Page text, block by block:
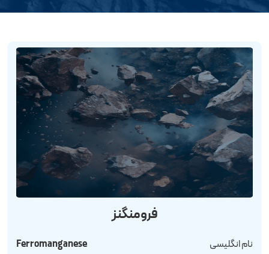
فرومنگنز
نام انگلیسی
Ferromanganese